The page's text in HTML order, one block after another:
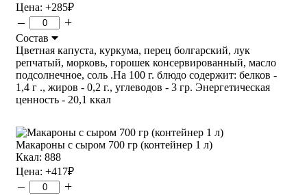
Цена: +285₽
– +
Состав
Цветная капуста, куркума, перец болгарский, лук
репчатый, морковь, горошек консервированный, масло
подсолнечное, соль .На 100 г. блюдо содержит: белков -
1,4 г ., жиров - 0,2 г., углеводов - 3 гр. Энергетическая
ценность - 20,1 ккал
Макароны с сыром 700 гр (контейнер 1 л)
Ккал: 888
Цена: +417₽
– +